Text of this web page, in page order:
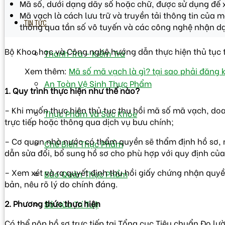
TIN TỨC
Thanh Tra – Kiếm Tra
An Toàn Vệ Sinh Thực Phẩm
Thực Phẩm Và Sức Khỏe
Chế Biến Thực Phẩm
Bảo Quản Thực Phẩm
Sở Hữu Trí Tuệ
Mã số, dưới dạng dãy số hoặc chữ, được sử dụng
Mã vạch là cách lưu trữ và truyền tải thông tin của
thông qua tần số vô tuyến và các công nghệ nhận
Bộ Khoa học và Công nghệ hướng dẫn thực hiện thủ
Xem thêm: Mã số mã vạch là gì? tại sao phải đăng
1. Quy trình thực hiện như thế nào?
– Khi muốn thực hiện thủ tục thu hồi mã số mã vạch,
trực tiếp hoặc thông qua dịch vụ bưu chính;
– Cơ quan nhà nước có thẩm quyền sẽ thẩm định hồ
dẫn sửa đổi, bổ sung hồ sơ cho phù hợp với quy định
– Xem xét và ra quyết định thu hồi giấy chứng nhận
bản, nêu rõ lý do chính đáng.
2. Phương thức thực hiện
Có thể nộp hồ sơ trực tiếp tại Tổng cục Tiêu chuẩn Đo